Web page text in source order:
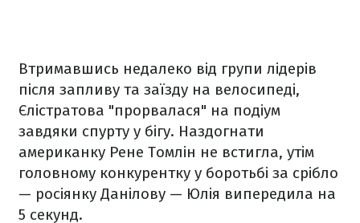
Втримавшись недалеко від групи лідерів
після запливу та заїзду на велосипеді,
Єлістратова "прорвалася" на подіум
завдяки спурту у бігу. Наздогнати
американку Рене Томлін не встигла, утім
головному конкурентку у боротьбі за срібло
— росіянку Данілову — Юлія випередила на
5 секунд.